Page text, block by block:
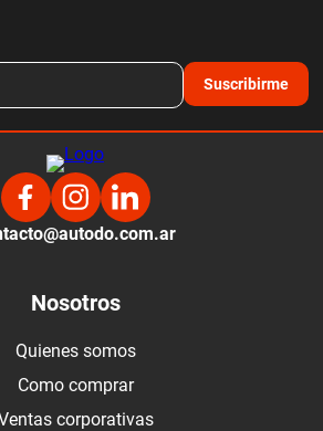
Suscribirme
Nosotros
Quienes somos
Como comprar
corporativas